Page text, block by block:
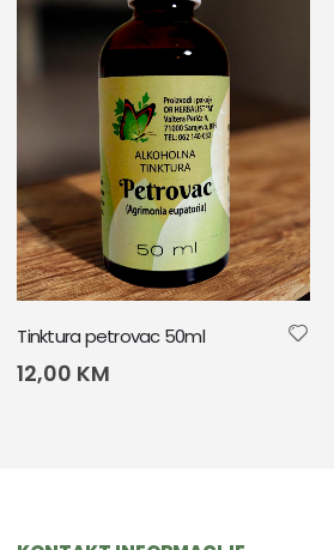
Tinktura petrovac 50ml
12,00 KM